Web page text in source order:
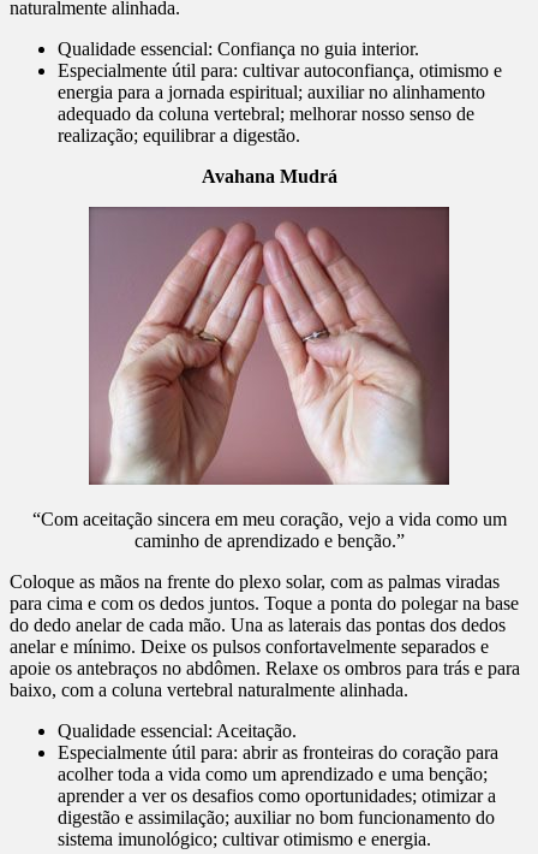
naturalmente alinhada.
Qualidade essencial: Confiança no guia interior.
Especialmente útil para: cultivar autoconfiança, otimismo e
energia para a jornada espiritual; auxiliar no alinhamento
adequado da coluna vertebral; melhorar nosso senso de
realização; equilibrar a digestão.
Avahana Mudrá
“Com aceitação sincera em meu coração, vejo a vida como um
caminho de aprendizado e benção.”
Coloque as mãos na frente do plexo solar, com as palmas viradas
para cima e com os dedos juntos. Toque a ponta do polegar na base
do dedo anelar de cada mão. Una as laterais das pontas dos dedos
anelar e mínimo. Deixe os pulsos confortavelmente separados e
apoie os antebraços no abdômen. Relaxe os ombros para trás e para
baixo, com a coluna vertebral naturalmente alinhada.
Qualidade essencial: Aceitação.
Especialmente útil para: abrir as fronteiras do coração para
acolher toda a vida como um aprendizado e uma benção;
aprender a ver os desafios como oportunidades; otimizar a
digestão e assimilação; auxiliar no bom funcionamento do
sistema imunológico; cultivar otimismo e energia.